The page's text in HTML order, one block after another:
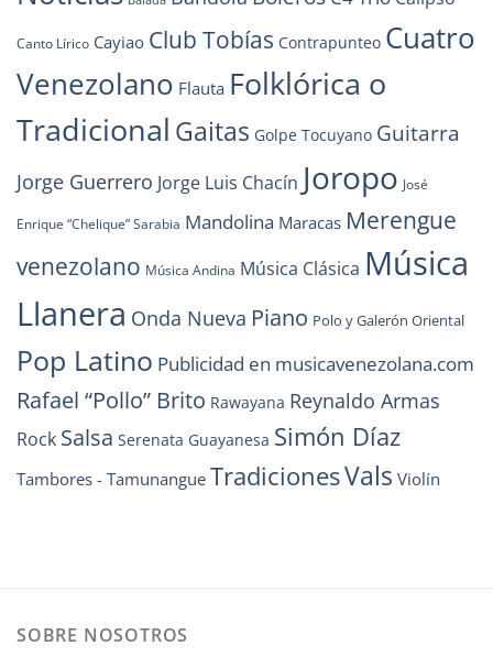
Canto Lírico Cayiao Club Tobías Contrapunteo Cuatro
Venezolano Flauta Folklórica o
Tradicional Gaitas Golpe Tocuyano Guitarra
Jorge Guerrero Jorge Luis Chacín Joropo José
Enrique “Chelique” Sarabia Mandolina Maracas Merengue
venezolano Música Andina Música Clásica Música
Llanera Onda Nueva Piano Polo y Galerón Oriental
Pop Latino Publicidad en musicavenezolana.com
Rafael “Pollo” Brito Rawayana Reynaldo Armas
Rock Salsa Serenata Guayanesa Simón Díaz
Tambores - Tamunangue TradicionesVals Violín
SOBRE NOSOTROS